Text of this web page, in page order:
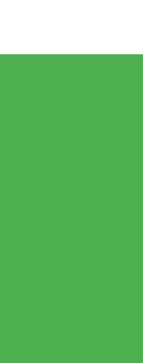
κορμών
την